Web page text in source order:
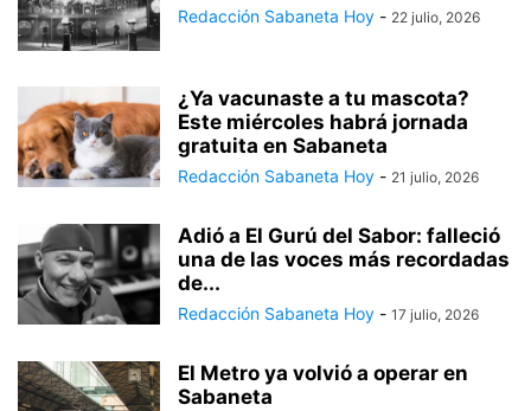
Redacción Sabaneta Hoy - 22 julio, 2026
¿Ya vacunaste a tu mascota?
Este miércoles habrá jornada
gratuita en Sabaneta
Redacción Sabaneta Hoy - 21 julio, 2026
Adió a El Gurú del Sabor: falleció
una de las voces más recordadas
de...
Redacción Sabaneta Hoy - 17 julio, 2026
El Metro ya volvió a operar en
Sabaneta